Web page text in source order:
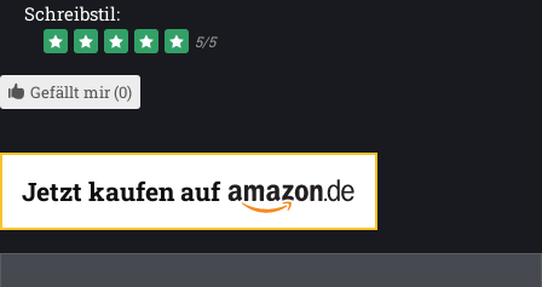
Schreibstil:
5/5
Gefällt mir (0)
Jetzt kaufen auf